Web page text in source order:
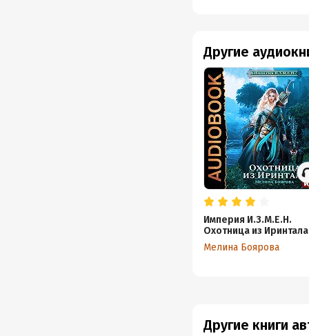
Другие книги
Другие
Империя И.З.М.Е.Н.
Охотница из Иринтала
Мелина Боярова